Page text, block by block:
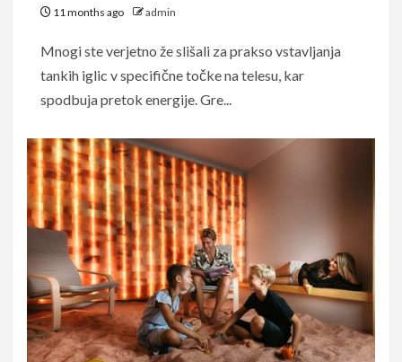
11 months ago admin
Mnogi ste verjetno že slišali za prakso vstavljanja
tankih iglic v specifične točke na telesu, kar
spodbuja pretok energije. Gre...